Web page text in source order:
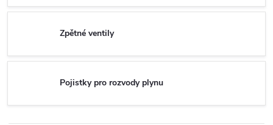
Zpětné ventily
Pojistky pro rozvody plynu